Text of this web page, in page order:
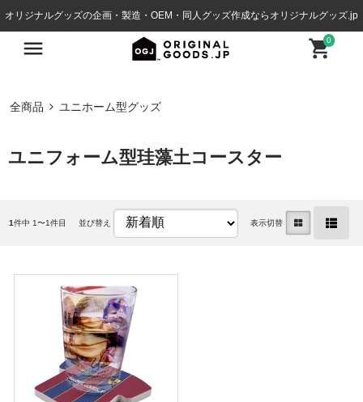
オリジナルグッズの企画・製造・OEM・同人グッズ作成ならオリジナルグッズ.jp
0
全商品 ユニホーム型グッズ
ユニフォーム型珪藻土コースター
1件中 1〜1件目 並び替え 表示切替